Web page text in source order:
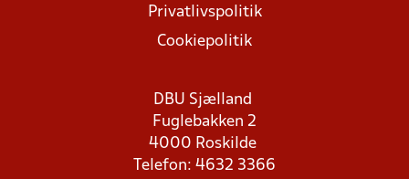
Privatlivspolitik
Cookiepolitik
DBU Sjælland
Fuglebakken 2
4000 Roskilde
Telefon: 4632 3366